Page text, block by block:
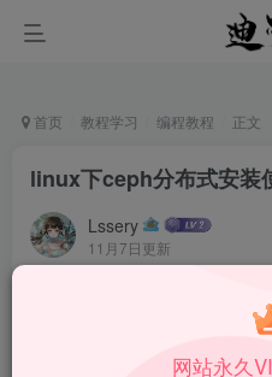
首页 教程学习 编程教程 正文
linux下ceph分布式安装
Lssery
11月7日更新
本站所有内容来自互联网收集
用途。如有侵权、不妥之处，
网站永久